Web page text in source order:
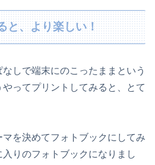
と、より楽しい！
しで端末にのこったままという
ってプリントしてみると、とて
を決めてフォトブックにしてみ
りのフォトブックになりまし